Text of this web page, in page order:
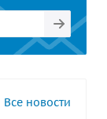
Все новости